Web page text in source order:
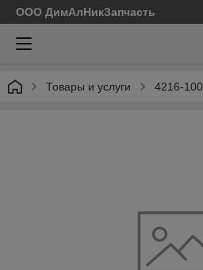
ООО ДимАлНикЗапчасть
Товары и услуги 4216-